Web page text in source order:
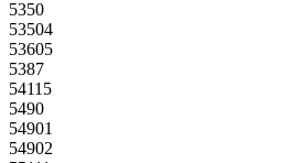
5350
53504
53605
5387
54115
5490
54901
54902